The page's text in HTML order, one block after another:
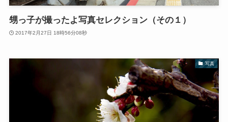
甥っ子が撮ったよ写真セレクション（その１）
2017年2月27日 18時56分08秒
写真